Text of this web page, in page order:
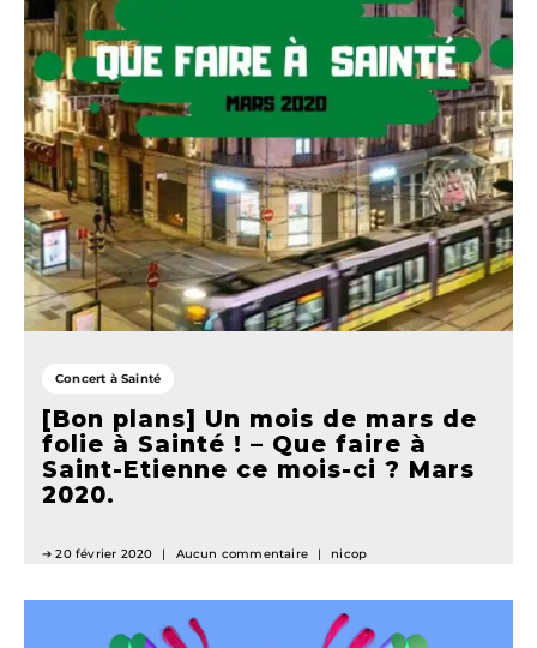
Concert à Sainté
[Bon plans] Un mois de mars de
folie à Sainté ! – Que faire à
Saint-Etienne ce mois-ci ? Mars
2020.
20 février 2020 Aucun commentaire nicop